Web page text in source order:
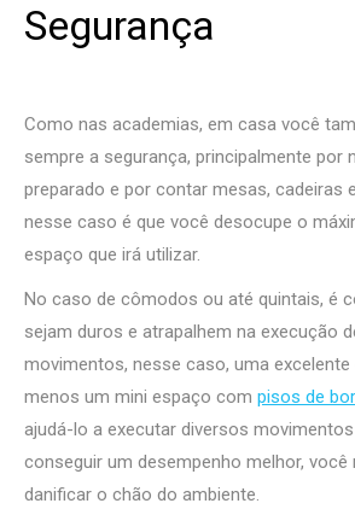
Segurança
Como nas academias, em casa você
sempre a segurança, principalmente por
preparado e por contar mesas, cadeiras
nesse caso é que você desocupe o
espaço que irá utilizar.
No caso de cômodos ou até quintais, é
sejam duros e atrapalhem na execução
movimentos, nesse caso, uma
menos um mini espaço com pisos de
ajudá-lo a executar diversos
conseguir um desempenho melhor,
danificar o chão do ambiente.